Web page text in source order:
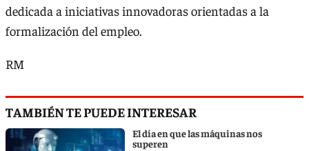
dedicada a iniciativas innovadoras orientadas a la
formalización del empleo.
RM
TAMBIÉN TE PUEDE INTERESAR
El día en que las máquinas nos
superen